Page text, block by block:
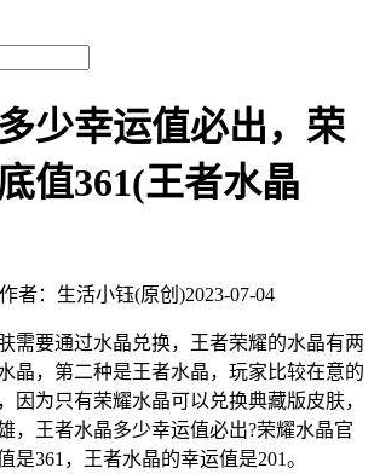
少幸运值必出，荣
值361(王者水晶
作者：生活小钰(原创)2023-07-04
需要通过水晶兑换，王者荣耀的水晶有两
晶，第二种是王者水晶，玩家比较在意的
因为只有荣耀水晶可以兑换典藏版皮肤，
，王者水晶多少幸运值必出?荣耀水晶官
是361，王者水晶的幸运值是201。